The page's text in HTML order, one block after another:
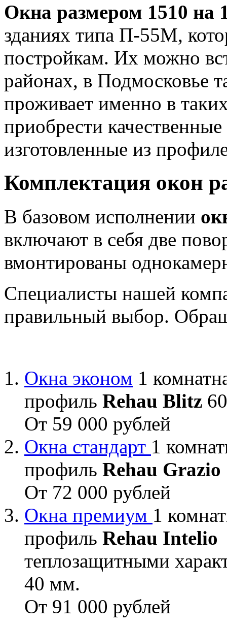
Окна размером 1510 на
зданиях типа П-55М,
постройкам. Их можно
районах, в Подмосковье
проживает именно в
приобрести
изготовленные из
Комплектация окон
В базовом исполнении
включают в себя две
вмонтированы
Специалисты нашей
правильный выбор.
Окна эконом 1
профиль Rehau Blitz
От 59 000 рублей
Окна стандарт 1
профиль Rehau Grazio
От 72 000 рублей
Окна премиум 1
профиль Rehau Intelio
теплозащитными
40 мм.
От 91 000 рублей